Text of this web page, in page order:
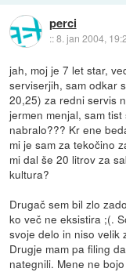
perci
::8. jan 2004,
jah, moj je 7 let star,
serviserjih, sam odkar
20,25) za redni servis
jermen menjal, sam
nabralo??? Kr ene
mi je sam za tekočino
mi dal še 20 litrov za
kultura?
Drugač sem bil zlo
ko več ne eksistira ;(.
svoje delo in niso velik
Drugje mam pa filing
nategnili. Mene ne